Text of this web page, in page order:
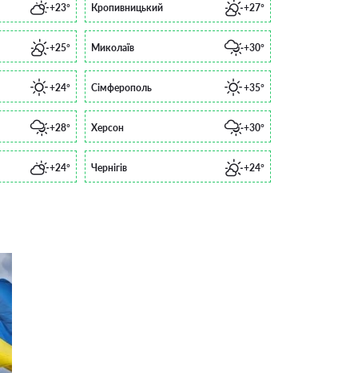
+23° Кропивницький +27°
+25° Миколаїв +30°
+24° Сімферополь +35°
+28° Херсон +30°
+24° Чернігів +24°